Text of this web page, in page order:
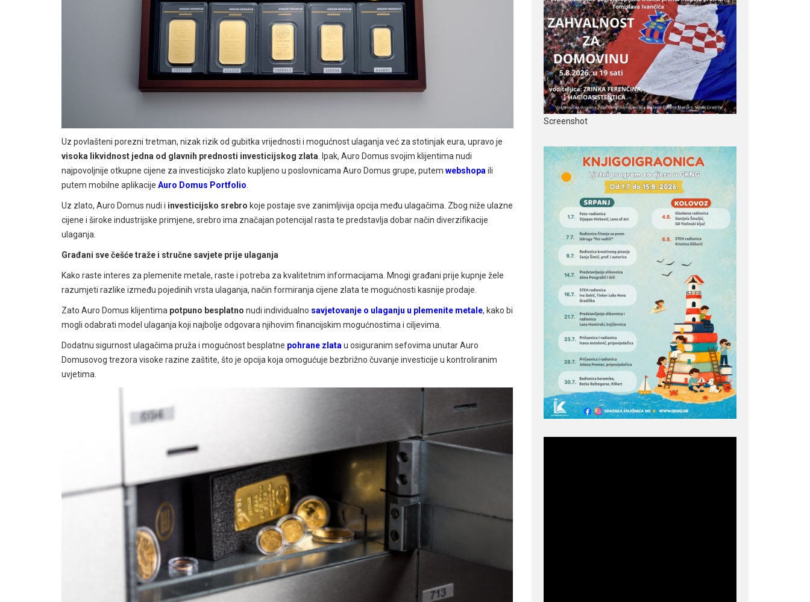
Uz povlašteni porezni tretman, nizak rizik od gubitka vrijednosti i mogućnost ulaganja već za stotinjak eura, upravo je
visoka likvidnost jedna od glavnih prednosti investicijskog zlata. Ipak, Auro Domus svojim klijentima nudi
najpovoljnije otkupne cijene za investicijsko zlato kupljeno u poslovnicama Auro Domus grupe, putem webshopaili
putem mobilne aplikacije Auro Domus Portfolio.
Uz zlato, Auro Domus nudi i investicijsko srebro koje postaje sve zanimljivija opcija među ulagačima. Zbog niže ulazne
cijene i široke industrijske primjene, srebro ima značajan potencijal rasta te predstavlja dobar način diverzifikacije
ulaganja.
Građani sve češće traže i stručne savjete prije ulaganja
Kako raste interes za plemenite metale, raste i potreba za kvalitetnim informacijama. Mnogi građani prije kupnje žele
razumjeti razlike između pojedinih vrsta ulaganja, način formiranja cijene zlata te mogućnosti kasnije prodaje.
Zato Auro Domus klijentima potpuno besplatno nudi individualno savjetovanje o ulaganju u plemenite metale, kako bi
mogli odabrati model ulaganja koji najbolje odgovara njihovim financijskim mogućnostima i ciljevima.
Dodatnu sigurnost ulagačima pruža i mogućnost besplatne pohrane zlatau osiguranim sefovima unutar Auro
Domusovog trezora visoke razine zaštite, što je opcija koja omogućuje bezbrižno čuvanje investicije u kontroliranim
uvjetima.
Screenshot